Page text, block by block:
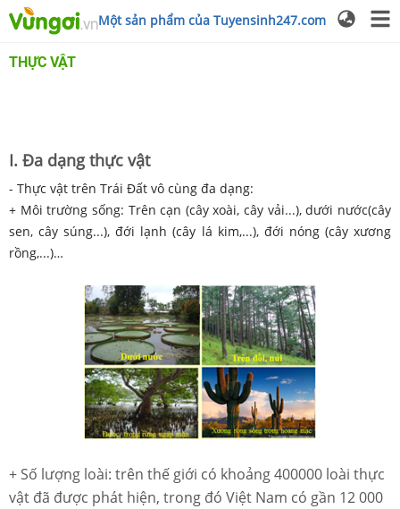
Một sản phẩm của Tuyensinh247.com
THỰC VẬT
I. Đa dạng thực vật
- Thực vật trên Trái Đất vô cùng đa dạng:
+ Môi trường sống: Trên cạn (cây xoài, cây vải...), dưới nước(cây
sen, cây súng...), đới lạnh (cây lá kim,...), đới nóng (cây xương
rồng,...)…
+ Số lượng loài: trên thế giới có khoảng 400000 loài thực
vật đã được phát hiện, trong đó Việt Nam có gần 12 000